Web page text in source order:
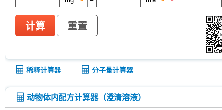
cellulose (Viscosity:100000mPa.s)
Ovalbumin
Samrotamab (Anti-LRRC15 / LIB)
Anti-DKK1
Sortilin / SORT1)
Anti-mouse Ly6G/Ly6C (Gr-
Anti-rat Kappa Immunoglobulin Light Chain-
p27
[J23P13]
Cytokeratin 17 Antibody (Rabbit
[A17G4]
NDUFB8 Antibody (Rabbit mAb)
mAb) [G24G18]
X5050
ITCH Antibody
Junctional Adhesion Molecule 1/JAM-A
mAb) [E19P8]
COUP-TFII Antibody (Rabbit
计算 重置
稀释计算器 分子量计算器
动物体内配方计算器（澄清溶液）